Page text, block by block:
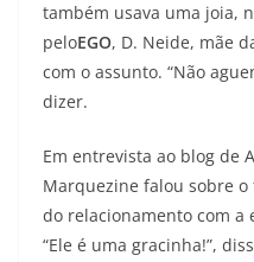
também usava uma joia,
peloEGO, D. Neide, mãe
com o assunto. “Não
dizer.
Em entrevista ao blog de
Marquezine falou sobre o
do relacionamento com a
“Ele é uma gracinha!”,